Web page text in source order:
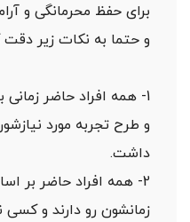
برای حفظ محرمانگی و
و حتما به نکات زیر دقت
1- همه افراد حاضر
و طرح تجربه مورد
داشت.
2- همه افراد حاضر بر
زمانشون رو دارند و کسی